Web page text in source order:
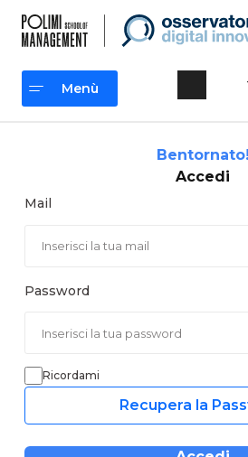
contenuto
Menù
Bentornato!
Accedi
Mail
Password
Ricordami
Recupera la